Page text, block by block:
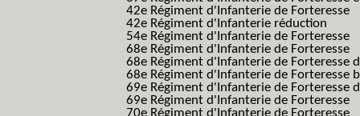
42e Régiment d'Infanterie de Forteresse
42e Régiment d'Infanterie réduction
54e Régiment d'Infanterie de Forteresse
68e Régiment d'Infanterie de Forteresse
68e Régiment d'Infanterie de Forteresse
68e Régiment d'Infanterie de Forteresse
69e Régiment d'Infanterie de Forteresse
69e Régiment d'Infanterie de Forteresse
70e Régiment d'Infanterie de Forteresse